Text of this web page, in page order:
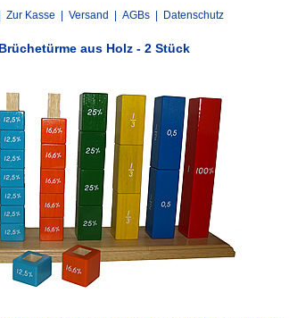
Zur Kasse Versand AGBs Datenschutz
Brüchetürme aus Holz - 2 Stück